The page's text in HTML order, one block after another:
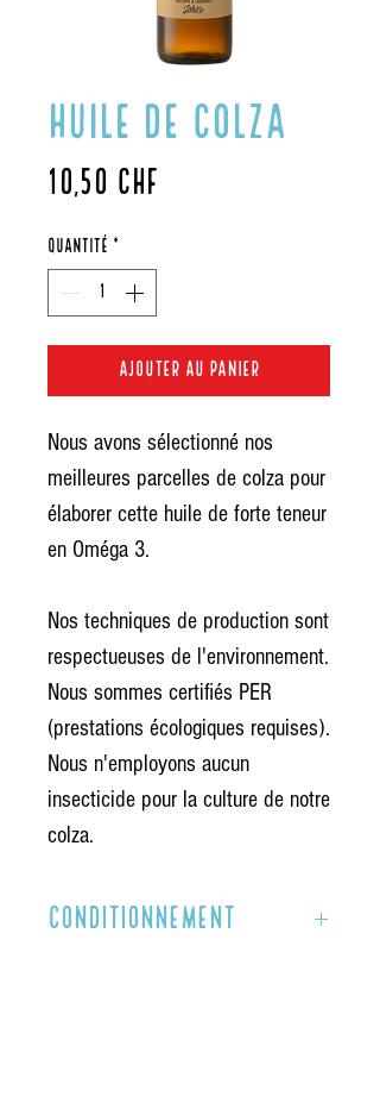
Huile de colza
10,50 CHF
Quantité *
Ajouter au panier
Nous avons sélectionné nos
meilleures parcelles de colza pour
élaborer cette huile de forte teneur
en Oméga 3.
Nos techniques de production sont
respectueuses de l'environnement.
Nous sommes certifiés PER
(prestations écologiques requises).
Nous n'employons aucun
insecticide pour la culture de notre
colza.
Conditionnement